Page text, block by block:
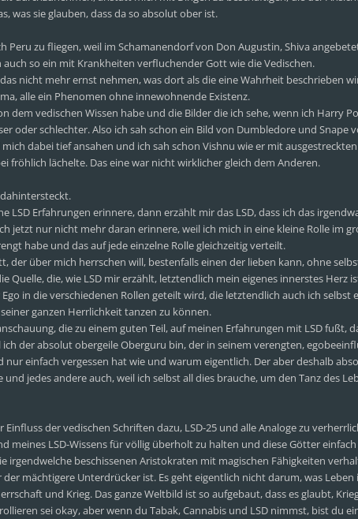
was sie glauben, dass da so absolut ober ist.
Peru zu fliegen, weil im Schamanendorf von Don Augustin, Shiva
auch so ein mit Krankheiten verfluchender Gott wie die Vedischen.
nicht mehr ernst nehmen, was dort als die eine Wahrheit beschrieben
alle ein Phenomen ohne innewohnende Existenz.
dem vedischen Wissen habe und die Bilder die ich sehe, wenn ich Harry
oder schlechter. Also ich sah schon ein Bild von Dumbledore und Snape
dabei tief ansahen und ich sah schon Vishnu wie er mit
fröhlich lächelte. Das eine war nicht wirklicher gleich dem Anderen.
LSD Erfahrungen erinnere, dann erzählt mir das LSD, dass ich das
jetzt nur nicht mehr daran erinnere, weil ich mich in eine kleine Rolle im
habe und das auf jede einzelne Rolle gleichzeitig verteilt.
der über mich herrschen will, bestenfalls einen der lieben kann, ohne
Quelle, die, wie LSD mir erzählt, letztendlich mein eigenes innerstes Herz
in die verschiedenen Rollen geteilt wird, die letztendlich auch ich selbst
ganzen Herrlichkeit tanzen zu können.
die zu einem guten Teil, auf meinen Erfahrungen mit LSD fußt,
der absolut obergeile Oberguru bin, der in seinem verengten,
nur einfach vergessen hat wie und warum eigentlich. Der aber deshalb
jedes andere auch, weil ich selbst all dies brauche, um den Tanz des
der vedischen Schriften dazu, LSD-25 und alle Analoge zu
meines LSD-Wissens für völlig überholt zu halten und diese Götter
irgendwelche beschissenen Aristokraten mit magischen Fähigkeiten
mächtigere Unterdrücker ist. Es geht eigentlich nicht darum, was Leben
und Krieg. Das ganze Weltbild ist so aufgebaut, dass es glaubt,
sei okay, aber wenn du Tabak, Cannabis und LSD nimmst, bist du